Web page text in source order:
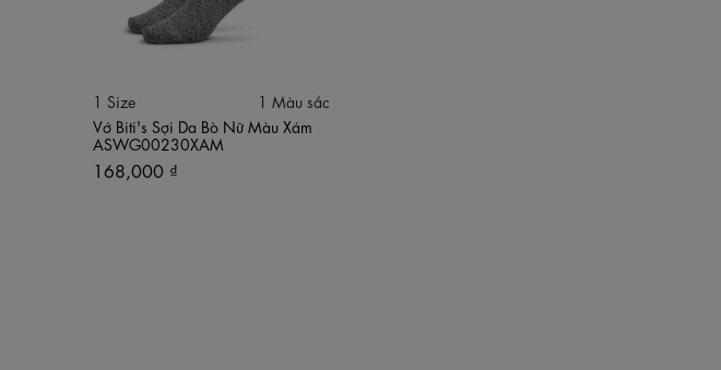
1 Size
1 Màu sắc
Vớ Biti's Sợi Da Bò Nữ Màu Xám
ASWG00230XAM
168,000 ₫